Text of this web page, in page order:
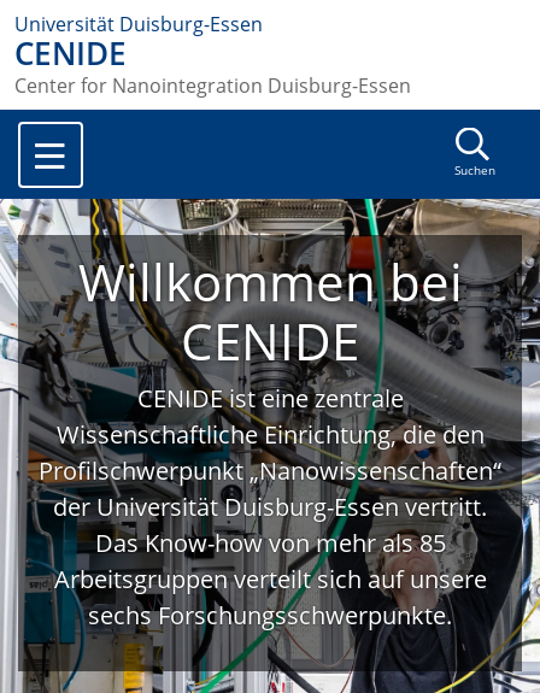
Universität Duisburg-Essen
CENIDE
Center for Nanointegration Duisburg-Essen
Suchen
Willkommen bei
CENIDE
CENIDE ist eine zentrale
Wissenschaftliche Einrichtung, die den
Profilschwerpunkt „Nanowissenschaften“
der Universität Duisburg-Essen vertritt.
Das Know-how von mehr als 85
Arbeitsgruppen verteilt sich auf unsere
sechs Forschungsschwerpunkte.